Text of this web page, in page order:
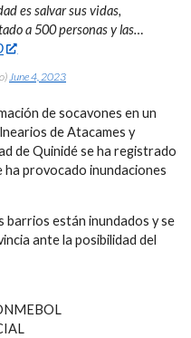
es salvar sus vidas,
a 500 personas y las…
June 4, 2023
de socavones en un
de Atacames y
de Quinidé se ha registrado
ha provocado inundaciones
barrios están inundados y se
ante la posibilidad del